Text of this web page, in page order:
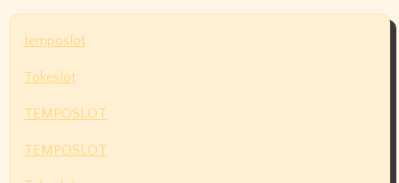
temposlot
Tokeslot
TEMPOSLOT
TEMPOSLOT